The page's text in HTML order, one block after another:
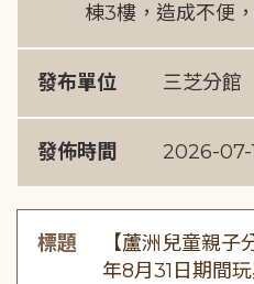
棟3樓，造成不便
發布單位 三芝分館
發佈時間 2026-07-
標題
【蘆洲兒童親子
年8月31日期間